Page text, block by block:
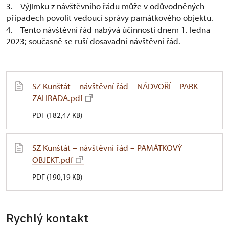
3. Výjimku z návštěvního řádu může v odůvodněných
případech povolit vedoucí správy památkového objektu.
4. Tento návštěvní řád nabývá účinnosti dnem 1. ledna
2023; současně se ruší dosavadní návštěvní řád.
SZ Kunštát – návštěvní řád – NÁDVOŘÍ – PARK –
ZAHRADA.pdf
PDF (182,47 KB)
SZ Kunštát – návštěvní řád – PAMÁTKOVÝ
OBJEKT.pdf
PDF (190,19 KB)
Rychlý kontakt